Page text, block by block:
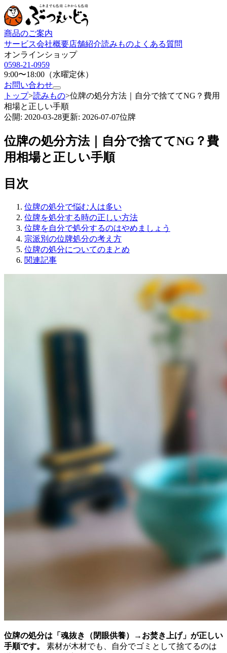
商品のご案内
サービス会社概要店舗紹介読みものよくある質問
オンラインショップ
0598-21-0959
9:00〜18:00（水曜定休）
お問い合わせ
トップ>読みもの>位牌の処分方法｜自分で捨ててNG？費用
相場と正しい手順
公開: 2020-03-28更新: 2026-07-07位牌
位牌の処分方法｜自分で捨ててNG？費
用相場と正しい手順
目次
位牌の処分で悩む人は多い
位牌を処分する時の正しい方法
位牌を自分で処分するのはやめましょう
宗派別の位牌処分の考え方
位牌の処分についてのまとめ
関連記事
位牌の処分は「魂抜き（閉眼供養）→お焚き上げ」が正しい
手順です。
素材が木材でも、自分でゴミとして捨てるのは